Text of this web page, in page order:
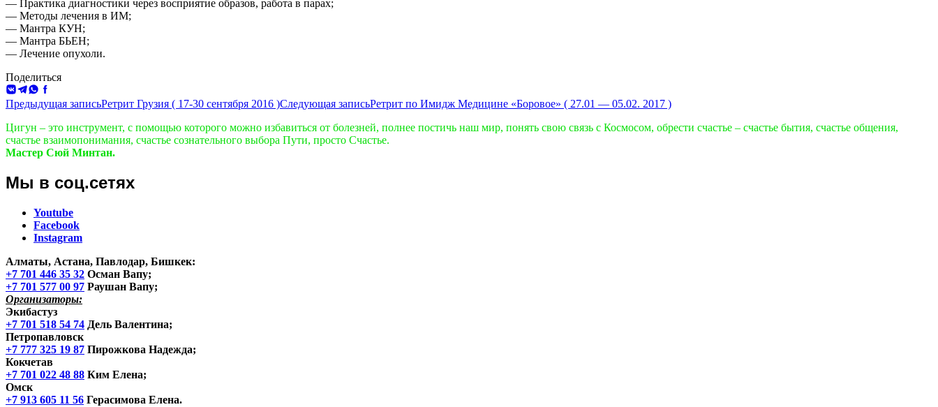
— Практика диагностики через восприятие образов, работа в парах;
— Методы лечения в ИМ;
— Мантра КУН;
— Мантра БЬЕН;
— Лечение опухоли.
Поделиться
ВКонтакте
Telegram
WhatsApp
Facebook
Навигация
по
записям
Предыдущая записьРетрит Грузия ( 17-30 сентября 2016 )Следующая записьРетрит по Имидж Медицине «Боровое» ( 27.01 — 05.02. 2017 )
Цигун – это инструмент, с помощью которого можно избавиться от болезней, полнее постичь наш мир, понять свою связь с Космосом, обрести счастье – счастье бытия, счастье общения,
счастье взаимопонимания, счастье сознательного выбора Пути, просто Счастье.
Мастер Сюй Минтан.
Мы в соц.сетях
Youtube
Facebook
Instagram
Алматы, Астана, Павлодар, Бишкек:
+7 701 446 35 32 Осман Вапу;
+7 701 577 00 97 Раушан Вапу;
Организаторы:
Экибастуз
+7 701 518 54 74 Дель Валентина;
Петропавловск
+7 777 325 19 87 Пирожкова Надежда;
Кокчетав
+7 701 022 48 88 Ким Елена;
Омск
+7 913 605 11 56 Герасимова Елена.